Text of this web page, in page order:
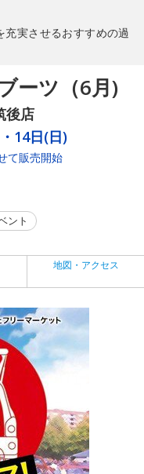
充実させるおすすめの過
ーツ（6月)
後店
14日(日)
て販売開始
ント
地図・アクセス